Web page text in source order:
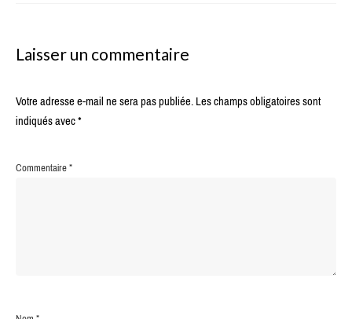
Laisser un commentaire
Votre adresse e-mail ne sera pas publiée.Les champs obligatoires sont
indiqués avec*
Commentaire*